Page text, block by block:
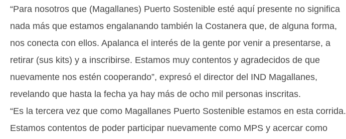
“Para nosotros que (Magallanes) Puerto Sostenible esté aquí presente no significa
nada más que estamos engalanando también la Costanera que, de alguna forma,
nos conecta con ellos. Apalanca el interés de la gente por venir a presentarse, a
retirar (sus kits) y a inscribirse. Estamos muy contentos y agradecidos de que
nuevamente nos estén cooperando”, expresó el director del IND Magallanes,
revelando que hasta la fecha ya hay más de ocho mil personas inscritas.
“Es la tercera vez que como Magallanes Puerto Sostenible estamos en esta corrida.
Estamos contentos de poder participar nuevamente como MPS y acercar como